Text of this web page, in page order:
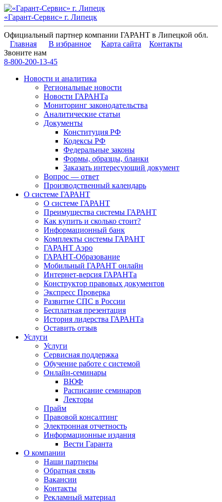
«Гарант-Сервис» г. Липецк
Официальный партнер компании ГАРАНТ в Липецкой обл.
Главная
В избранное Карта сайта
Контакты
Звоните нам
8-800-200-13-45
Новости и аналитика
Региональные новости
Новости ГАРАНТа
Мониторинг законодательства
Аналитические статьи
Документы
Конституция РФ
Кодексы РФ
Федеральные законы
Формы, образцы, бланки
Заказать интересующий документ
Вопрос — ответ
Производственный календарь
О системе ГАРАНТ
О системе ГАРАНТ
Преимущества системы ГАРАНТ
Как купить и сколько стоит?
Информационный банк
Комплекты системы ГАРАНТ
ГАРАНТ Аэро
ГАРАНТ-Образование
Мобильный ГАРАНТ онлайн
Интернет-версия ГАРАНТа
Конструктор правовых документов
Экспресс Проверка
Развитие СПС в России
Бесплатная презентация
История лидерства ГАРАНТа
Оставить отзыв
Услуги
Услуги
Сервисная поддержка
Обучение работе с системой
Онлайн-семинары
ВЮФ
Расписание семинаров
Лекторы
Прайм
Правовой консалтинг
Электронная отчетность
Информационные издания
Вести Гаранта
О компании
Наши партнеры
Обратная связь
Вакансии
Контакты
Рекламный материал